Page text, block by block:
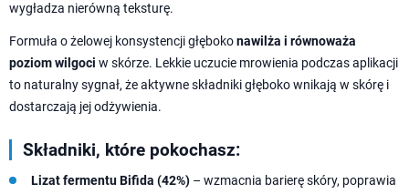
wygładza nierówną teksturę.
Formuła o żelowej konsystencji głębokonawilża i równoważa
poziom wilgoci w skórze. Lekkie uczucie mrowienia podczas aplikacji
to naturalny sygnał, że aktywne składniki głęboko wnikają w skórę i
dostarczają jej odżywienia.
Składniki, które pokochasz:
Lizat fermentu Bifida (42%) – wzmacnia barierę skóry, poprawia